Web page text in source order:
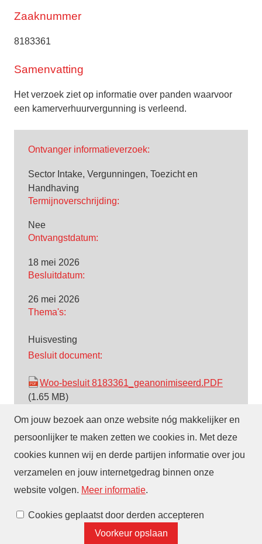
Om jouw bezoek aan onze website nóg makkelijker en
persoonlijker te maken zetten we cookies in. Met deze
cookies kunnen wij en derde partijen informatie over jou
verzamelen en jouw internetgedrag binnen onze
website volgen. Meer informatie.
Cookies geplaatst door derden accepteren
Voorkeur opslaan
Zaaknummer
8183361
Samenvatting
Het verzoek ziet op informatie over panden waarvoor
een kamerverhuurvergunning is verleend.
Ontvanger informatieverzoek:
Sector Intake, Vergunningen, Toezicht en
Handhaving
Termijnoverschrijding:
Nee
Ontvangstdatum:
18 mei 2026
Besluitdatum:
26 mei 2026
Thema's:
Huisvesting
Besluit document:
Woo-besluit 8183361_geanonimiseerd.PDF
(1.65 MB)
© Gemeente Eindhoven2026 Over deze website
Cookies beheren